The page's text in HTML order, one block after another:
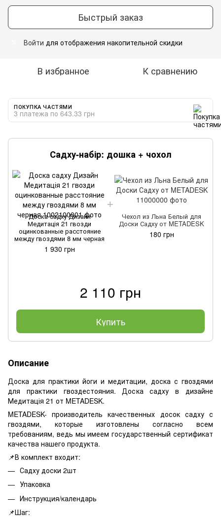
Быстрый заказ
Войти для отображения накопительной скидки
В избранное К сравнению
ПОКУПКА ЧАСТЯМИ
3 платежа по 643.33 грн
Садху-набір: дошка + чохол
Доска садху Дизайн
Медитація 21 гвозди
оцинкованные расстояние
между гвоздями 8 мм черная
1 930 грн
Чехол из Льна Белый для
Доски Садху от METADESK
180 грн
2 110 грн
Купить
Описание
Доска для практики йоги и медитации, доска с гвоздями
для практики гвоздестояния. Доска садху в дизайне
Медитація 21 от METADESK.
METADESK- производитель качественных досок садху с
гвоздями, которые изготовлены согласно всем
требованиям, ведь мы имеем государственный сертификат
качества нашего продукта.
📌В комплект входит:
Садху доски 2шт
Упаковка
Инструкция/календарь
📌Шаг: